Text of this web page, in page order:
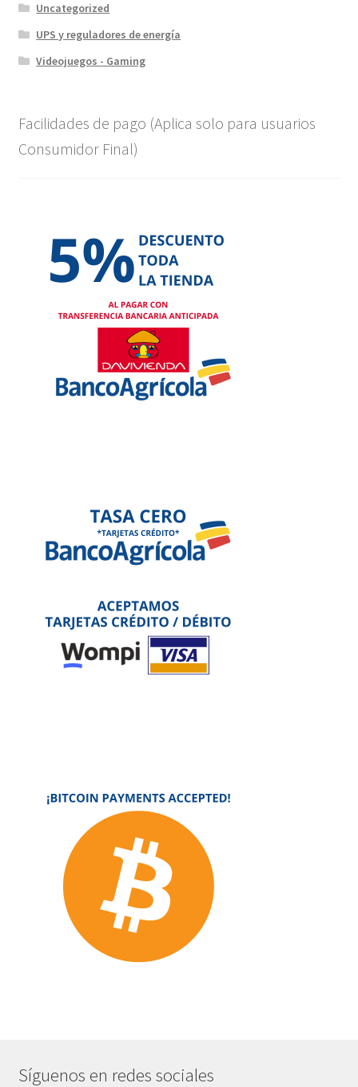
Uncategorized
UPS y reguladores de energía
Videojuegos - Gaming
Facilidades de pago (Aplica solo para usuarios
Consumidor Final)
Síguenos en redes sociales